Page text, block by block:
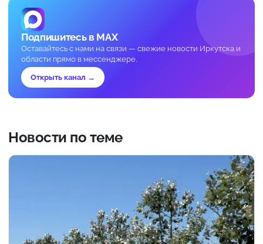
Подпишитесь в MAX
Оставайтесь с нами на связи — свежие новости Иркутска и
области прямо в мессенджере.
Открыть канал →
Новости по теме